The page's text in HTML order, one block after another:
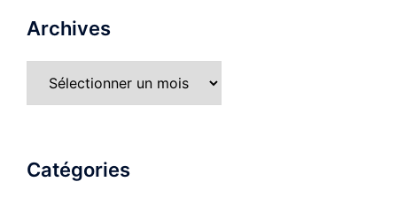
Archives
Catégories